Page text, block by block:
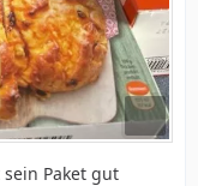
Paket gut